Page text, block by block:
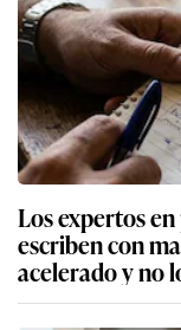
Los expertos
escriben con
acelerado y no